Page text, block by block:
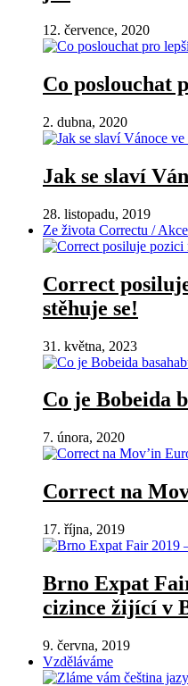
12. července, 2020
Co poslouchat
2. dubna, 2020
Jak se slaví
28. listopadu, 2019
Ze života Correctu / Akce
Correct
stěhuje se!
31. května, 2023
Co je Bobeida
7. února, 2020
Correct na
17. října, 2019
Brno Expat
cizince žijící v
9. června, 2019
Vzděláváme